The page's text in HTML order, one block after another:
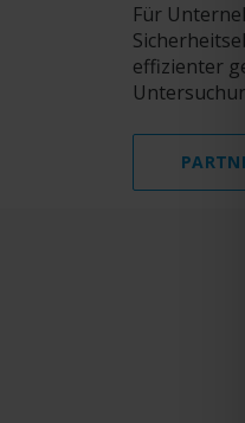
Für
effizienter